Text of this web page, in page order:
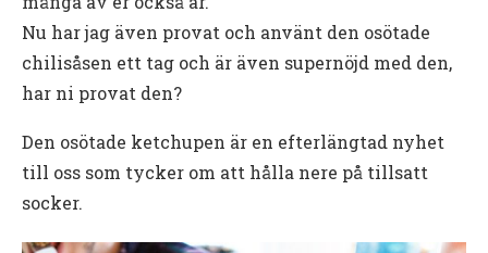
Nu har jag även provat och använt den osötade
chilisåsen ett tag och är även supernöjd med den,
har ni provat den?
Den osötade ketchupen är en efterlängtad nyhet
till oss som tycker om att hålla nere på tillsatt
socker.